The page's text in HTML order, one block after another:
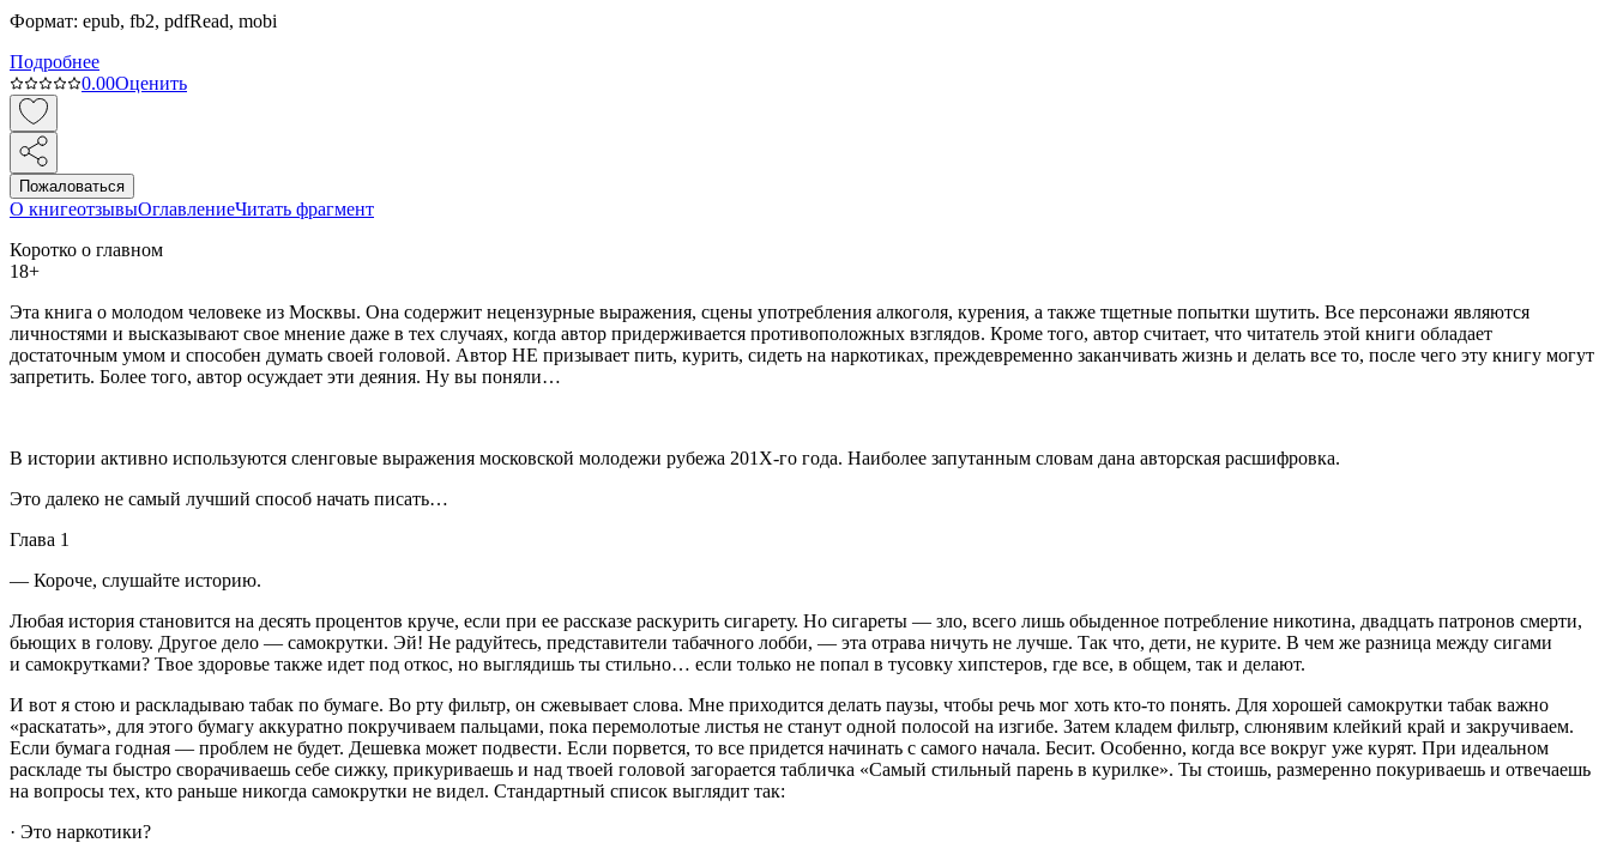
Формат: epub, fb2, pdfRead, mobi
Подробнее
0.00Оценить
Пожаловаться
О книгеотзывыОглавлениеЧитать фрагмент
Коротко о главном
18+
Эта книга о молодом человеке из Москвы. Она содержит нецензурные выражения, сцены употребления алкоголя, курения, а также тщетные попытки шутить. Все персонажи являются
личностями и высказывают свое мнение даже в тех случаях, когда автор придерживается противоположных взглядов. Кроме того, автор считает, что читатель этой книги обладает
достаточным умом и способен думать своей головой. Автор НЕ призывает пить, курить, сидеть на наркотиках, преждевременно заканчивать жизнь и делать все то, после чего эту книгу могут
запретить. Более того, автор осуждает эти деяния. Ну вы поняли…
В истории активно используются сленговые выражения московской молодежи рубежа 201Х-го года. Наиболее запутанным словам дана авторская расшифровка.
Это далеко не самый лучший способ начать писать…
Глава 1
— Короче, слушайте историю.
Любая история становится на десять процентов круче, если при ее рассказе раскурить сигарету. Но сигареты — зло, всего лишь обыденное потребление никотина, двадцать патронов смерти,
бьющих в голову. Другое дело — самокрутки. Эй! Не радуйтесь, представители табачного лобби, — эта отрава ничуть не лучше. Так что, дети, не курите. В чем же разница между сигами
и самокрутками? Твое здоровье также идет под откос, но выглядишь ты стильно… если только не попал в тусовку хипстеров, где все, в общем, так и делают.
И вот я стою и раскладываю табак по бумаге. Во рту фильтр, он сжевывает слова. Мне приходится делать паузы, чтобы речь мог хоть кто-то понять. Для хорошей самокрутки табак важно
«раскатать», для этого бумагу аккуратно покручиваем пальцами, пока перемолотые листья не станут одной полосой на изгибе. Затем кладем фильтр, слюнявим клейкий край и закручиваем.
Если бумага годная — проблем не будет. Дешевка может подвести. Если порвется, то все придется начинать с самого начала. Бесит. Особенно, когда все вокруг уже курят. При идеальном
раскладе ты быстро сворачиваешь себе сижку, прикуриваешь и над твоей головой загорается табличка «Самый стильный парень в курилке». Ты стоишь, размеренно покуриваешь и отвечаешь
на вопросы тех, кто раньше никогда самокрутки не видел. Стандартный список выглядит так:
· Это наркотики?